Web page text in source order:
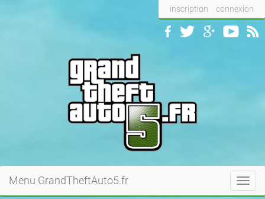
inscription connexion
Menu GrandTheftAuto5.fr